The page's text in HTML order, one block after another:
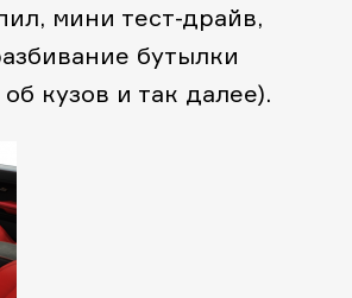
мини тест-драйв,
бутылки
кузов и так далее).